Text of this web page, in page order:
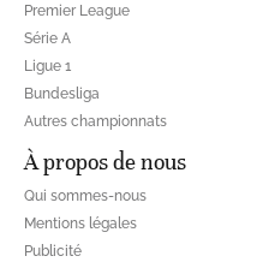
Premier League
Série A
Ligue 1
Bundesliga
Autres championnats
À propos de nous
Qui sommes-nous
Mentions légales
Publicité